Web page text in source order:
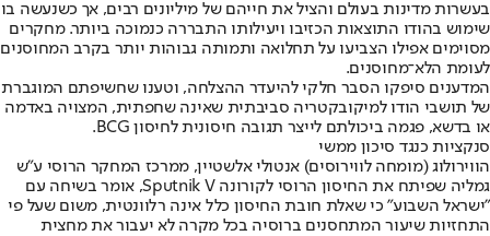
בעשרות מדינות בעולם והציל את חייהם של מיליונים רבים, אך כשנעשה בו
שימוש בהודו התוצאות הכזיבו ויעילותו התבררה כנמוכה ביותר. מחקרים
מסוימים אפילו הצביעו על תחלואה ותמותה גבוהות יותר בקרב המחוסנים
לעומת הלא־מחוסנים.
המדענים סיפקו הסבר חלקי להיעדר ההצלחה, וטענו שחשיפתם המוגברת
של תושבי הודו למיקובקטריה סביבתית שאינה שחפתית, המצויה באדמה
או בדשא, פגמה ביכולתם לייצר תגובה חיסונית לחיסון BCG.
סנקציות כנגד סיכון ממשי
הווירולוג (מומחה לווירוסים) אנטולי אלשטיין, ממרכז המחקר הרוסי ע"ש
גמליה שפיתח את החיסון הרוסי לקורונה Sputnik V, אומר בשיחה עם
"ישראל השבוע" כי שאלת חובת החיסון כלל אינה רלוונטית, משום שעל פי
התחזיות שיעור המתחסנים ברוסיה בכל מקרה לא יעבור את מחצית